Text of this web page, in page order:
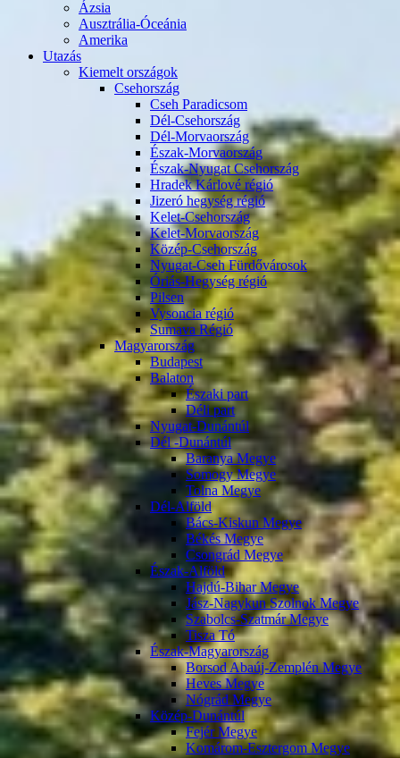
Ázsia
Ausztrália-Óceánia
Amerika
Utazás
Kiemelt országok
Csehország
Cseh Paradicsom
Dél-Csehország
Dél-Morvaország
Észak-Morvaország
Észak-Nyugat Csehország
Hradek Kárlové régió
Jizeró hegység régió
Kelet-Csehország
Kelet-Morvaország
Közép-Csehország
Nyugat-Cseh Fürdővárosok
Óriás-Hegység régió
Pilsen
Vysoncia régió
Sumava Régió
Magyarország
Budapest
Balaton
Északi part
Déli part
Nyugat-Dunántúl
Dél -Dunántúl
Baranya Megye
Somogy Megye
Tolna Megye
Dél-Alföld
Bács-Kiskun Megye
Békés Megye
Csongrád Megye
Észak-Alföld
Hajdú-Bihar Megye
Jász-Nagykun Szolnok Megye
Szabolcs-Szatmár Megye
Tisza Tó
Észak-Magyarország
Borsod Abaúj-Zemplén Megye
Heves Megye
Nógrád Megye
Közép-Dunántúl
Fejér Megye
Komárom-Esztergom Megye